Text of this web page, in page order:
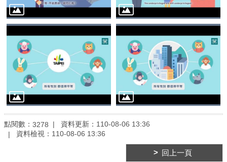
北
市
政
府
雙
語
彙
陳
情
系
點閱數： 3278 資料更新： 110-08-06 13:36
資料檢視： 110-08-06 13:36
回上一頁